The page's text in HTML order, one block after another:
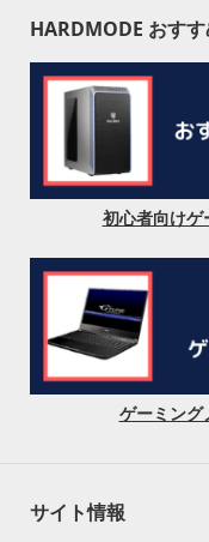
HARDMODE おす
初心者向けゲ
ゲーミング
サイト情報